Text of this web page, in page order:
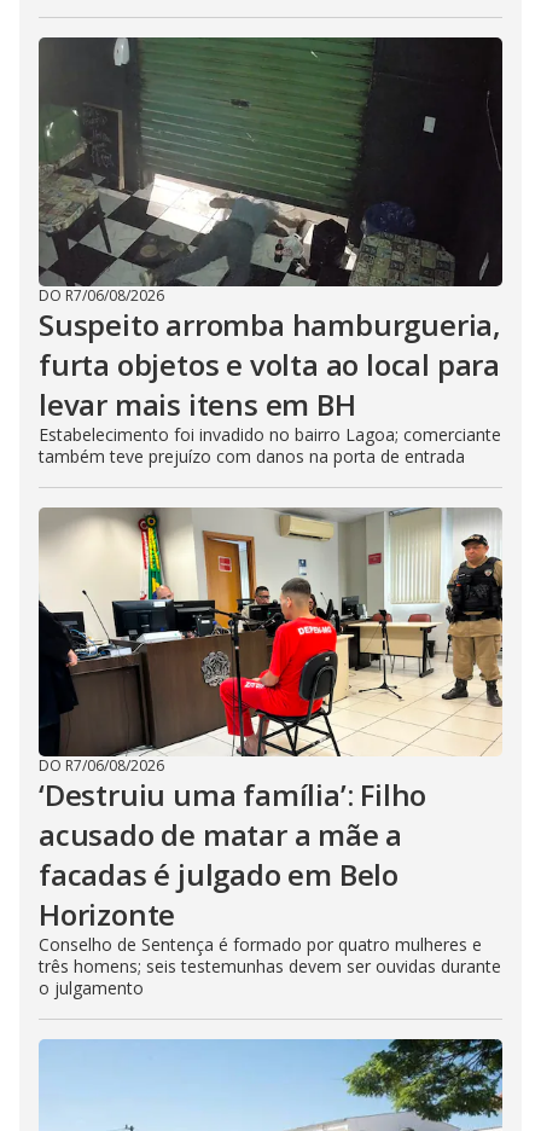
DO R7/06/08/2026
Suspeito arromba hamburgueria,
furta objetos e volta ao local para
levar mais itens em BH
Estabelecimento foi invadido no bairro Lagoa; comerciante
também teve prejuízo com danos na porta de entrada
DO R7/06/08/2026
‘Destruiu uma família’: Filho
acusado de matar a mãe a
facadas é julgado em Belo
Horizonte
Conselho de Sentença é formado por quatro mulheres e
três homens; seis testemunhas devem ser ouvidas durante
o julgamento